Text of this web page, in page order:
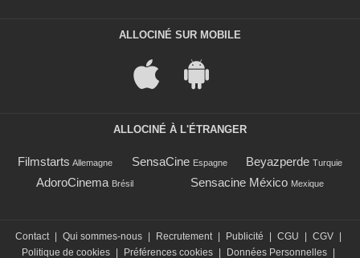
ALLOCINÉ SUR MOBILE
ALLOCINÉ À L'ÉTRANGER
Filmstarts Allemagne SensaCine Espagne Beyazperde Turquie
AdoroCinema Brésil Sensacine México Mexique
Contact Qui sommes-nous Recrutement Publicité CGU CGV
Politique de cookies
Préférences cookies Données Personnelles